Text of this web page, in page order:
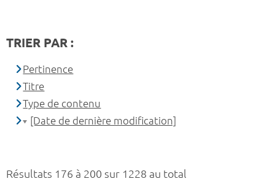
Résultats 176 à 200 sur 1228 au total
TRIER PAR :
Pertinence
Titre
Type de contenu
[Date de dernière modification]